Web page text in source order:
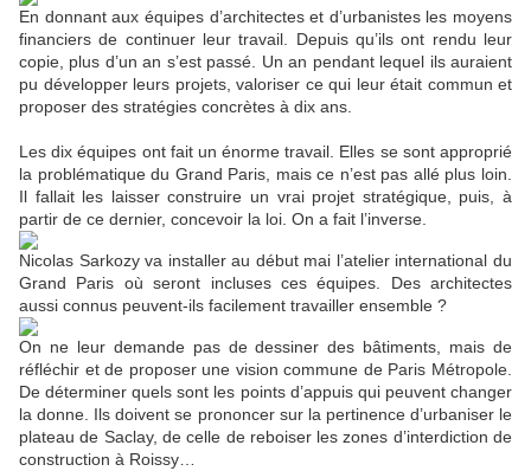
En donnant aux équipes d’architectes et d’urbanistes les moyens
financiers de continuer leur travail. Depuis qu’ils ont rendu leur
copie, plus d’un an s’est passé. Un an pendant lequel ils auraient
pu développer leurs projets, valoriser ce qui leur était commun et
proposer des stratégies concrètes à dix ans.
Les dix équipes ont fait un énorme travail. Elles se sont approprié
la problématique du Grand Paris, mais ce n’est pas allé plus loin.
Il fallait les laisser construire un vrai projet stratégique, puis, à
partir de ce dernier, concevoir la loi. On a fait l’inverse.
Nicolas Sarkozy va installer au début mai l’atelier international du
Grand Paris où seront incluses ces équipes. Des architectes
aussi connus peuvent-ils facilement travailler ensemble ?
On ne leur demande pas de dessiner des bâtiments, mais de
réfléchir et de proposer une vision commune de Paris Métropole.
De déterminer quels sont les points d’appuis qui peuvent changer
la donne. Ils doivent se prononcer sur la pertinence d’urbaniser le
plateau de Saclay, de celle de reboiser les zones d’interdiction de
construction à Roissy…